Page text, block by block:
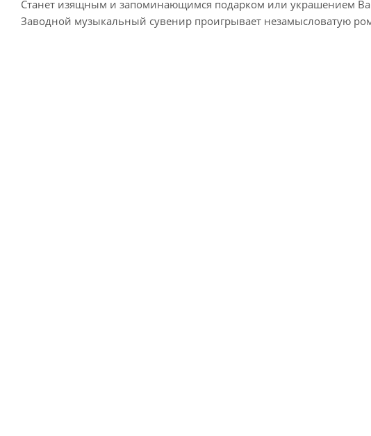
Станет изящным и запоминающимся подарком или украшением
Заводной музыкальный сувенир проигрывает незамысловатую